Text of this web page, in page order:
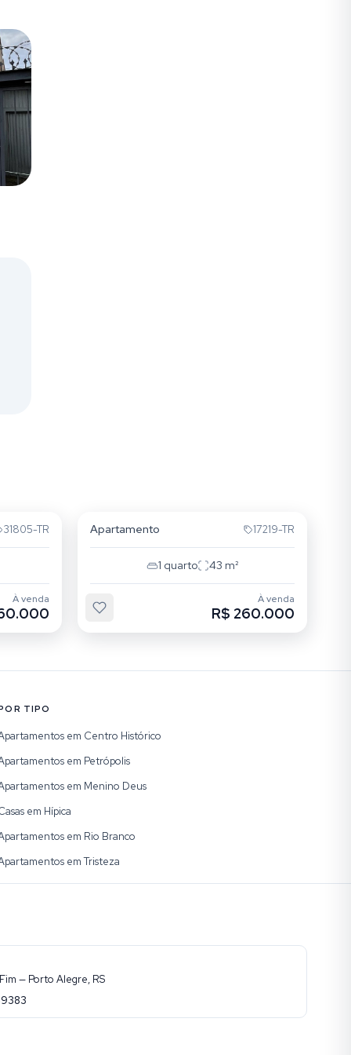
31805-TR
À venda
Apartamento 17219-TR
1 quarto 43 m²
À venda
R$ 260.000
TIPO
em Centro Histórico
em Petrópolis
em Menino Deus
em Hípica
em Rio Branco
em Tristeza
— Porto Alegre, RS